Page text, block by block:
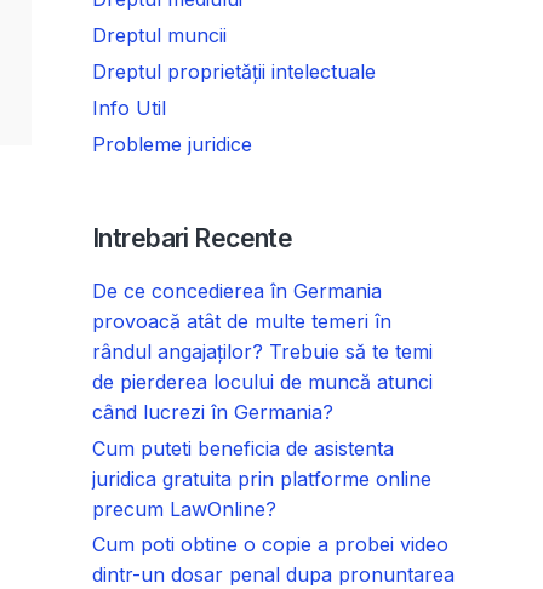
Dreptul muncii
Dreptul proprietății intelectuale
Info Util
Probleme juridice
Intrebari Recente
De ce concedierea în Germania
provoacă atât de multe temeri în
rândul angajaților? Trebuie să te temi
de pierderea locului de muncă atunci
când lucrezi în Germania?
Cum puteti beneficia de asistenta
juridica gratuita prin platforme online
precum LawOnline?
Cum poti obtine o copie a probei video
dintr-un dosar penal dupa pronuntarea